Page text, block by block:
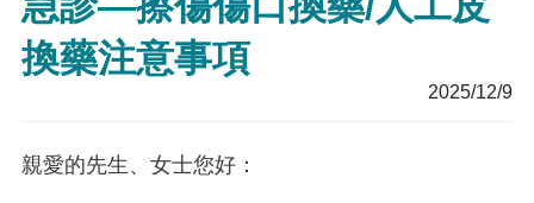
換藥注意事項
2025/12/9
親愛的先生、女士您好：